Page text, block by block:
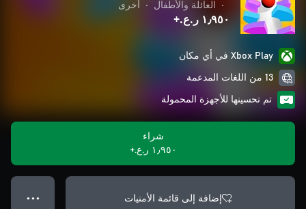
•
العائلة والأطفال • أخرى
١٫٩٥٠ ر.ع.‏+
Xbox Play في أي مكان
13 من اللغات المدعمة
تم تحسينها للأجهزة المحمولة
شراء
١٫٩٥٠ ر.ع.‏+
إضافة إلى قائمة الأمنيات ● ● ●